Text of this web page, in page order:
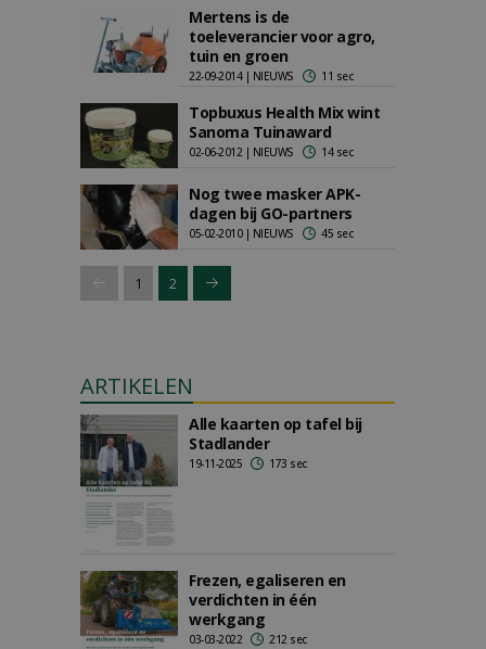
Mertens is de
toeleverancier voor agro,
tuin en groen
22-09-2014 | NIEUWS 11 sec
Topbuxus Health Mix wint
Sanoma Tuinaward
02-06-2012 | NIEUWS 14 sec
Nog twee masker APK-
dagen bij GO-partners
05-02-2010 | NIEUWS 45 sec
1 2
ARTIKELEN
Alle kaarten op tafel bij
Stadlander
19-11-2025 173 sec
Frezen, egaliseren en
verdichten in één
werkgang
03-03-2022 212 sec